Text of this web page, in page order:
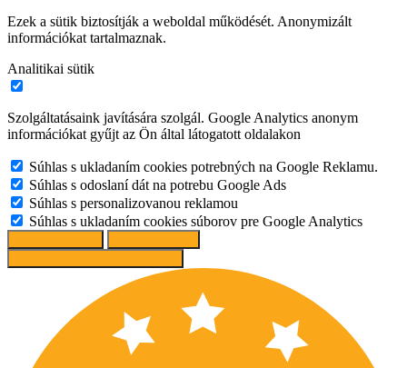
Ezek a sütik biztosítják a weboldal működését. Anonymizált
információkat tartalmaznak.
Analitikai sütik
Szolgáltatásaink javítására szolgál. Google Analytics anonym
információkat gyűjt az Ön által látogatott oldalakon
Súhlas s ukladaním cookies potrebných na Google Reklamu.
Súhlas s odoslaní dát na potrebu Google Ads
Súhlas s personalizovanou reklamou
Súhlas s ukladaním cookies súborov pre Google Analytics